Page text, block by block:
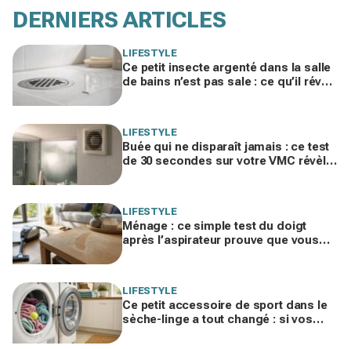
DERNIERS ARTICLES
LIFESTYLE
Ce petit insecte argenté dans la salle
de bains n’est pas sale : ce qu’il révèle
LIFESTYLE
Buée qui ne disparaît jamais : ce test
de 30 secondes sur votre VMC révèle
LIFESTYLE
Ménage : ce simple test du doigt
après l’aspirateur prouve que vous
LIFESTYLE
Ce petit accessoire de sport dans le
sèche-linge a tout changé : si vos